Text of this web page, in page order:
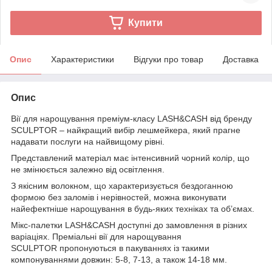
Купити
Опис Характеристики Відгуки про товар Доставка
Опис
Вії для нарощування преміум-класу LASH&CASH від бренду
SCULPTOR – найкращий вибір лешмейкера, який прагне
надавати послуги на найвищому рівні.
Представлений матеріал має інтенсивний чорний колір, що
не змінюється залежно від освітлення.
З якісним волокном, що характеризується бездоганною
формою без заломів і нерівностей, можна виконувати
найефектніше нарощування в будь-яких техніках та об’ємах.
Мікс-палетки LASH&CASH доступні до замовлення в різних
варіаціях. Преміальні вії для нарощування
SCULPTOR пропонуються в пакуваннях із такими
компонуваннями довжин: 5-8, 7-13, а також 14-18 мм.